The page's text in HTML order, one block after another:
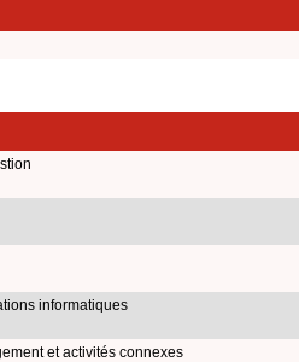
informatiques
et activités connexes